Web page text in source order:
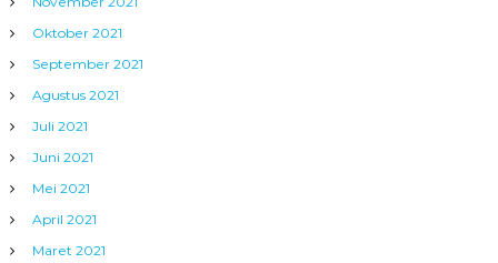
Oktober 2021
September 2021
Agustus 2021
Juli 2021
Juni 2021
Mei 2021
April 2021
Maret 2021